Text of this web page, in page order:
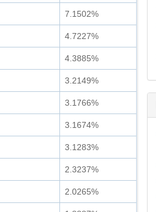
7.1502%
4.7227%
4.3885%
3.2149%
3.1766%
3.1674%
3.1283%
2.3237%
2.0265%